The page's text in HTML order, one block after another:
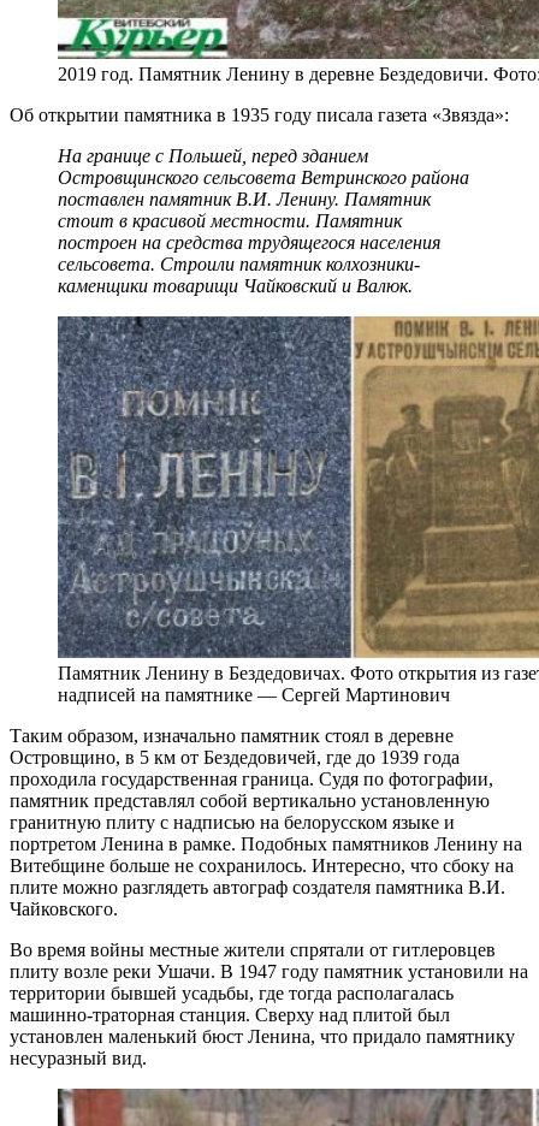
2019 год. Памятник Ленину в деревне Бездедовичи.
Об открытии памятника в 1935 году писала газета «Звязда»:
На границе с Польшей, перед зданием
Островщинского сельсовета Ветринского района
поставлен памятник В.И. Ленину. Памятник
стоит в красивой местности. Памятник
построен на средства трудящегося населения
сельсовета. Строили памятник колхозники-
каменщики товарищи Чайковский и Валюк.
Памятник Ленину в Бездедовичах. Фото открытия из
надписей на памятнике — Сергей Мартинович
Таким образом, изначально памятник стоял в деревне
Островщино, в 5 км от Бездедовичей, где до 1939 года
проходила государственная граница. Судя по фотографии,
памятник представлял собой вертикально установленную
гранитную плиту с надписью на белорусском языке и
портретом Ленина в рамке. Подобных памятников Ленину на
Витебщине больше не сохранилось. Интересно, что сбоку на
плите можно разглядеть автограф создателя памятника В.И.
Чайковского.
Во время войны местные жители спрятали от гитлеровцев
плиту возле реки Ушачи. В 1947 году памятник установили на
территории бывшей усадьбы, где тогда располагалась
машинно-траторная станция. Сверху над плитой был
установлен маленький бюст Ленина, что придало памятнику
несуразный вид.